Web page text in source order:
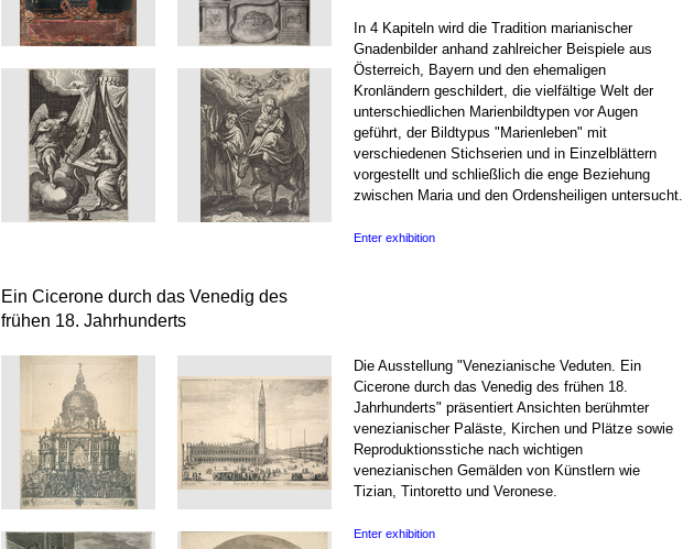
In 4 Kapiteln wird die Tradition marianischer
Gnadenbilder anhand zahlreicher Beispiele aus
Österreich, Bayern und den ehemaligen
Kronländern geschildert, die vielfältige Welt der
unterschiedlichen Marienbildtypen vor Augen
geführt, der Bildtypus "Marienleben" mit
verschiedenen Stichserien und in Einzelblättern
vorgestellt und schließlich die enge Beziehung
zwischen Maria und den Ordensheiligen untersucht.
Enter exhibition
Ein Cicerone durch das Venedig des
frühen 18. Jahrhunderts
Die Ausstellung "Venezianische Veduten. Ein
Cicerone durch das Venedig des frühen 18.
Jahrhunderts" präsentiert Ansichten berühmter
venezianischer Paläste, Kirchen und Plätze sowie
Reproduktionsstiche nach wichtigen
venezianischen Gemälden von Künstlern wie
Tizian, Tintoretto und Veronese.
Enter exhibition